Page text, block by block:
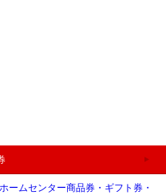
ホームセンター商品券・ギフト券・